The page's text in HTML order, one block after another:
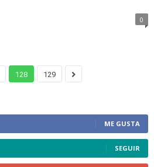
0
128 129
ME GUSTA
SEGUIR